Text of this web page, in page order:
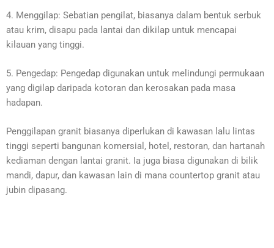
4. Menggilap: Sebatian pengilat, biasanya dalam bentuk serbuk
atau krim, disapu pada lantai dan dikilap untuk mencapai
kilauan yang tinggi.
5. Pengedap: Pengedap digunakan untuk melindungi permukaan
yang digilap daripada kotoran dan kerosakan pada masa
hadapan.
Penggilapan granit biasanya diperlukan di kawasan lalu lintas
tinggi seperti bangunan komersial, hotel, restoran, dan hartanah
kediaman dengan lantai granit. Ia juga biasa digunakan di bilik
mandi, dapur, dan kawasan lain di mana countertop granit atau
jubin dipasang.